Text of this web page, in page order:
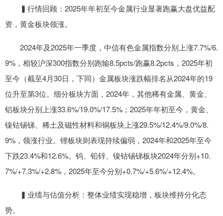
▍行情回顾：2025年年初至今金属行业显著跑赢大盘优益配
资，黄金板块领涨。
2024年及2025年一季度，中信有色金属指数分别上涨7.7%/6.
9%，相较沪深300指数分别跑输8.5pcts/跑赢8.2pcts，2025年初
至今（截至4月30日，下同）金属板块涨跌幅排名从2024年的19
位升至第3位。细分板块方面，2024年，其他稀有金属、黄金、
铝板块分别上涨33.6%/19.0%/17.5%；2025年年初至今，黄金、
镍钴锡锑、稀土及磁性材料和铜板块上涨29.5%/12.4%/9.0%/8.
9%，领涨行业。锂板块则表现持续偏弱，2024年和2025年至今
下跌23.4%和12.6%。钨、铅锌、镍钴锡锑板块2024年分别+10.
7%/+7.3%/+2.8%，2025年至今分别+0.7%/+5.6%/+12.4%。
▍业绩与估值分析：整体业绩实现稳增，板块维持分化态
势。